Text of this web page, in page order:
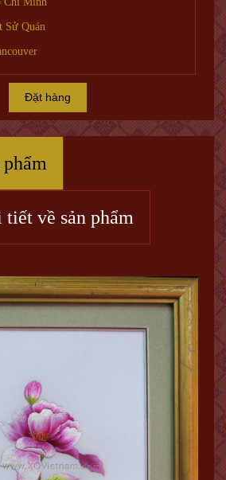
Sử Quán
Đặt hàng
về sản phẩm